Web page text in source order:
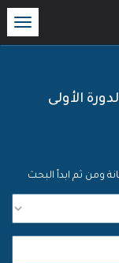
الأولى
ومن ثم ابدأ البحث